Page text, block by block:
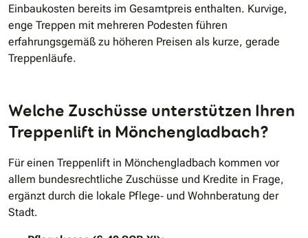
Einbaukosten bereits im Gesamtpreis enthalten. Kurvige,
enge Treppen mit mehreren Podesten führen
erfahrungsgemäß zu höheren Preisen als kurze, gerade
Treppenläufe.
Welche Zuschüsse unterstützen Ihren
Treppenlift in Mönchengladbach?
Für einen Treppenlift in Mönchengladbach kommen vor
allem bundesrechtliche Zuschüsse und Kredite in Frage,
ergänzt durch die lokale Pflege‐ und Wohnberatung der
Stadt.